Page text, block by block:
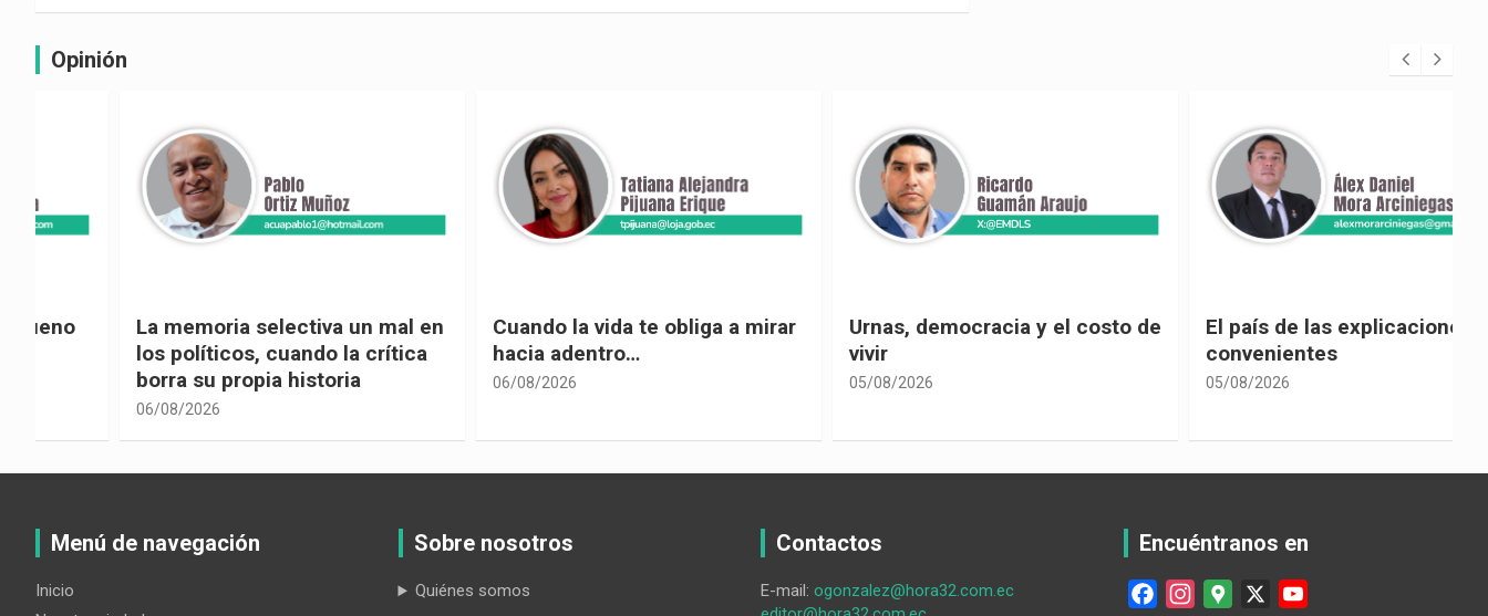
Opinión
La memoria selectiva un mal en
los políticos, cuando la crítica
borra su propia historia
06/08/2026
Cuando la vida te obliga a mirar
hacia adentro…
06/08/2026
Urnas, democracia y el costo de
05/08/2026
El país de las explicaciones
convenientes
05/08/2026
Menú de navegación
Inicio
Sobre nosotros
Quiénes somos
Contactos
E-mail: ogonzalez@hora32.com.ec
Encuéntranos en